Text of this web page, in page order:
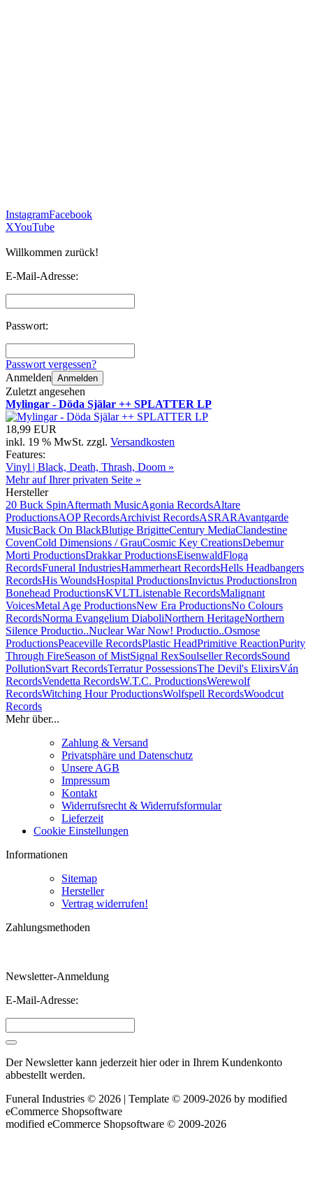
InstagramFacebook
XYouTube
Willkommen zurück!
E-Mail-Adresse:
Passwort:
Passwort vergessen?
Anmelden Anmelden
Zuletzt angesehen
Mylingar - Döda Själar ++ SPLATTER LP
18,99 EUR
inkl. 19 % MwSt. zzgl. Versandkosten
Features:
Vinyl | Black, Death, Thrash, Doom »
Mehr auf Ihrer privaten Seite »
Hersteller
20 Buck SpinAftermath MusicAgonia RecordsAltare
ProductionsAOP RecordsArchivist RecordsASRARAvantgarde
MusicBack On BlackBlutige BrigitteCentury MediaClandestine
CovenCold Dimensions / GrauCosmic Key CreationsDebemur
Morti ProductionsDrakkar ProductionsEisenwaldFloga
RecordsFuneral IndustriesHammerheart RecordsHells Headbangers
RecordsHis WoundsHospital ProductionsInvictus ProductionsIron
Bonehead ProductionsKVLTListenable RecordsMalignant
VoicesMetal Age ProductionsNew Era ProductionsNo Colours
RecordsNorma Evangelium DiaboliNorthern HeritageNorthern
Silence Productio..Nuclear War Now! Productio..Osmose
ProductionsPeaceville RecordsPlastic HeadPrimitive ReactionPurity
Through FireSeason of MistSignal RexSoulseller RecordsSound
PollutionSvart RecordsTerratur PossessionsThe Devil's ElixirsVán
RecordsVendetta RecordsW.T.C. ProductionsWerewolf
RecordsWitching Hour ProductionsWolfspell RecordsWoodcut
Records
Mehr über...
Zahlung & Versand
Privatsphäre und Datenschutz
Unsere AGB
Impressum
Kontakt
Widerrufsrecht & Widerrufsformular
Lieferzeit
Cookie Einstellungen
Informationen
Sitemap
Hersteller
Vertrag widerrufen!
Zahlungsmethoden
Newsletter-Anmeldung
E-Mail-Adresse:
Der Newsletter kann jederzeit hier oder in Ihrem Kundenkonto
abbestellt werden.
Funeral Industries © 2026 | Template © 2009-2026 by modified
eCommerce Shopsoftware
modified eCommerce Shopsoftware © 2009-2026